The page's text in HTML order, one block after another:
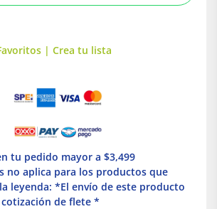
| Crea tu lista
tu pedido mayor a $3,499
no aplica para los productos que
leyenda: *El envío de este producto
de flete *